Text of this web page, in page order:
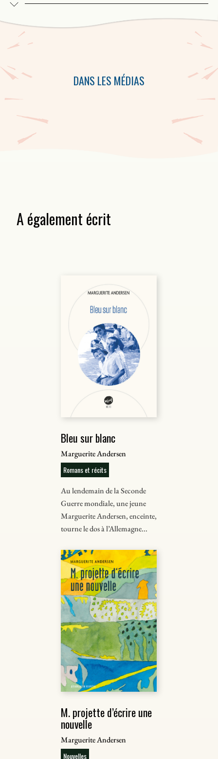
DANS LES MÉDIAS
A également écrit
Bleu sur blanc
Marguerite Andersen
Romans et récits
Au lendemain de la Seconde
Guerre mondiale, une jeune
Marguerite Andersen, enceinte,
tourne le dos à l’Allemagne...
M. projette d’écrire une
nouvelle
Marguerite Andersen
Nouvelles